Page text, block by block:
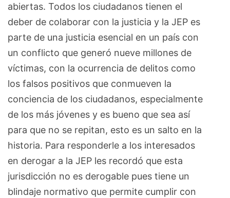
abiertas. Todos los ciudadanos tienen el
deber de colaborar con la justicia y la JEP es
parte de una justicia esencial en un país con
un conflicto que generó nueve millones de
víctimas, con la ocurrencia de delitos como
los falsos positivos que conmueven la
conciencia de los ciudadanos, especialmente
de los más jóvenes y es bueno que sea así
para que no se repitan, esto es un salto en la
historia. Para responderle a los interesados
en derogar a la JEP les recordó que esta
jurisdicción no es derogable pues tiene un
blindaje normativo que permite cumplir con